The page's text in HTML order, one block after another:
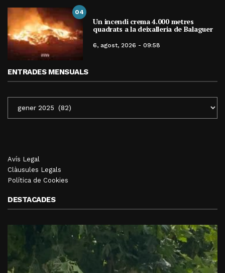
04
Un incendi crema 4.000 metres
quadrats a la deixalleria de Balaguer
6, agost, 2026 - 09:58
ENTRADES MENSUALS
MENSUALS
Avís Legal
Clàusules Legals
Política de Cookies
DESTACADES